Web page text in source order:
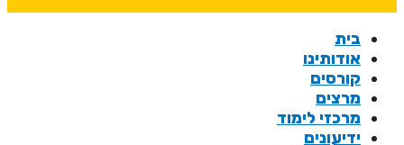
בית
אודותינו
קורסים
מרצים
מרכזי לימוד
ידיעונים